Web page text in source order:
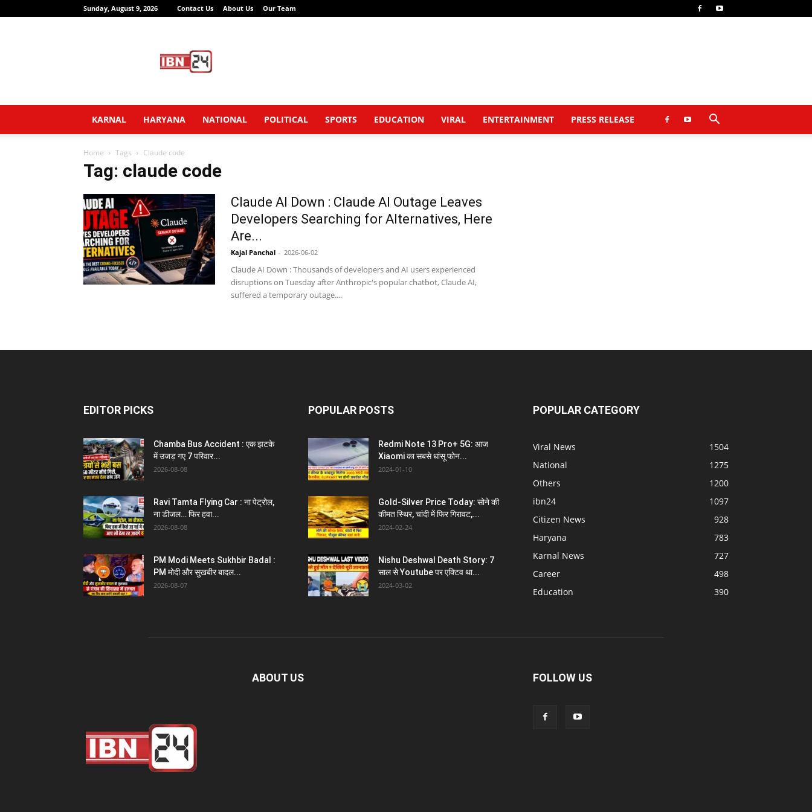
Sunday, August 9, 2026 Contact Us About Us Our Team
News
Network
KARNAL HARYANA NATIONAL POLITICAL SPORTS EDUCATION VIRAL ENTERTAINMENT PRESS RELEASE
Home Tags Claude code
Tag: claude code
Claude AI Down : Claude AI Outage Leaves
Developers Searching for Alternatives, Here
Are...
Kajal Panchal - 2026-06-02
Claude AI Down : Thousands of developers and AI users experienced
disruptions on Tuesday after Anthropic's popular chatbot, Claude AI,
suffered a temporary outage....
EDITOR PICKS
Chamba Bus Accident : एक झटके
में उजड़ गए 7 परिवार...
2026-08-08
Ravi Tamta Flying Car : ना पेट्रोल,
ना डीजल… फिर हवा...
2026-08-08
PM Modi Meets Sukhbir Badal :
PM मोदी और सुखबीर बादल...
2026-08-07
POPULAR POSTS
Redmi Note 13 Pro+ 5G: आज
Xiaomi का सबसे धांसू फोन...
2024-01-10
Gold-Silver Price Today: सोने की
कीमत स्थिर, चांदी में फिर गिरावट,...
2024-02-24
Nishu Deshwal Death Story: 7
साल से Youtube पर एक्टिव था...
2024-03-02
POPULAR CATEGORY
Viral News
1504
National
1275
Others
1200
ibn24
1097
Citizen News
928
Haryana
783
Karnal News
727
Career
498
Education
390
ABOUT US FOLLOW US